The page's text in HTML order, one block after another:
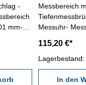
-
mm-
-
inkl.
40,
Messbereich
Messuhr-
Genauigkeit
(20 µm)- mit
umkehrbarer
Messbrücke:
115,20 €*
Lagerbestand:
In den